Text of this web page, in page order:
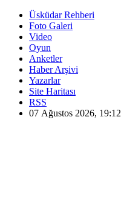
Üsküdar Rehberi
Foto Galeri
Video
Oyun
Anketler
Haber Arşivi
Yazarlar
Site Haritası
RSS
07 Ağustos 2026, 19:12